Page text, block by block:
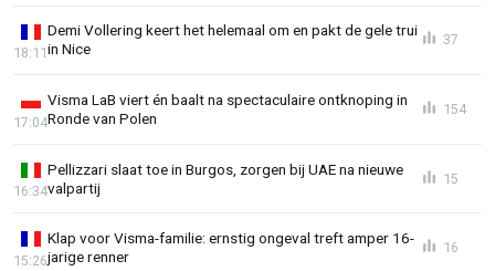
Demi Vollering keert het helemaal om en pakt de gele trui
in Nice
18:11
37
Visma LaB viert én baalt na spectaculaire ontknoping in
Ronde van Polen
17:04
154
Pellizzari slaat toe in Burgos, zorgen bij UAE na nieuwe
valpartij
16:34
15
Klap voor Visma-familie: ernstig ongeval treft amper 16-
jarige renner
15:26
16